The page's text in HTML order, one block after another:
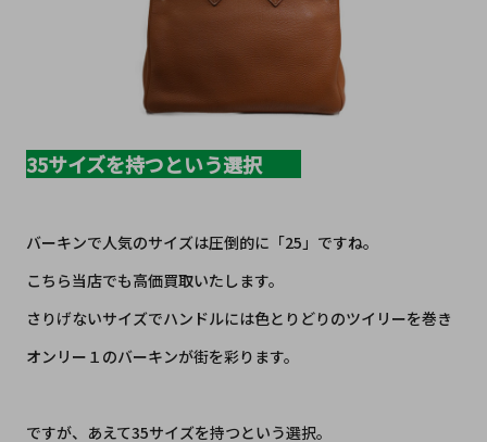
35サイズを持つという選択
バーキンで人気のサイズは圧倒的に「25」ですね。
こちら当店でも高価買取いたします。
さりげないサイズでハンドルには色とりどりのツイリーを巻き
オンリー１のバーキンが街を彩ります。
ですが、あえて35サイズを持つという選択。